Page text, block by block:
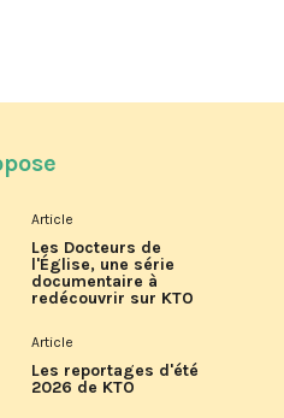
Article
Les Docteurs de
l'Église, une série
documentaire à
redécouvrir sur KTO
Article
Les reportages d'été
2026 de KTO